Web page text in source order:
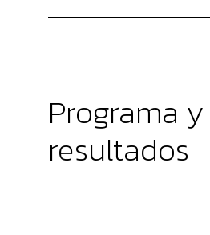
Programa y
resultados